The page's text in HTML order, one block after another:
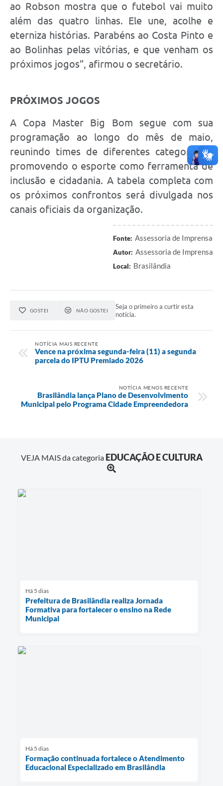
ao Robson mostra que o futebol vai muito
além das quatro linhas. Ele une, acolhe e
eterniza histórias. Parabéns ao Costa Pinto e
ao Bolinhas pelas vitórias, e que venham os
próximos jogos”, afirmou o secretário.
PRÓXIMOS JOGOS
A Copa Master Big Bom segue com sua
programação ao longo do mês de maio,
reunindo times de diferentes categorias e
promovendo o esporte como ferramenta de
inclusão e cidadania. A tabela completa com
os próximos confrontos será divulgada nos
canais oficiais da organização.
Fonte: Assessoria de Imprensa
Autor: Assessoria de Imprensa
Local: Brasilândia
GOSTEI NÃO GOSTEI
Seja o primeiro a curtir esta
notícia.
NOTÍCIA MAIS RECENTE
Vence na próxima segunda-feira (11) a segunda
parcela do IPTU Premiado 2026
NOTÍCIA MENOS RECENTE
Brasilândia lança Plano de Desenvolvimento
Municipal pelo Programa Cidade Empreendedora
VEJA MAIS da categoria EDUCAÇÃO E CULTURA
Há 5 dias
Prefeitura de Brasilândia realiza Jornada
Formativa para fortalecer o ensino na Rede
Municipal
Há 5 dias
Formação continuada fortalece o Atendimento
Educacional Especializado em Brasilândia